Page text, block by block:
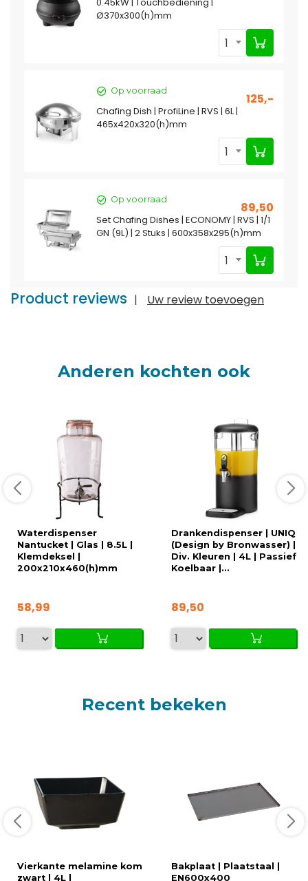
Ø370x300(h)mm
1
Op voorraad
125,-
Chafing Dish | ProfiLine | RVS | 6L |
465x420x320(h)mm
1
Op voorraad
89,50
Set Chafing Dishes | ECONOMY | RVS | 1/1
GN (9L) | 2 Stuks | 600x358x295(h)mm
1
Product reviews | Uw review toevoegen
Anderen kochten ook
Waterdispenser
Nantucket | Glas | 8.5L |
Klemdeksel |
200x210x460(h)mm
58,99
Drankendispenser | UNIQ
(Design by Bronwasser) |
Div. Kleuren | 4L | Passief
Koelbaar |...
89,50
Recent bekeken
Vierkante melamine kom
zwart | 4L |
Bakplaat | Plaatstaal |
EN600x400